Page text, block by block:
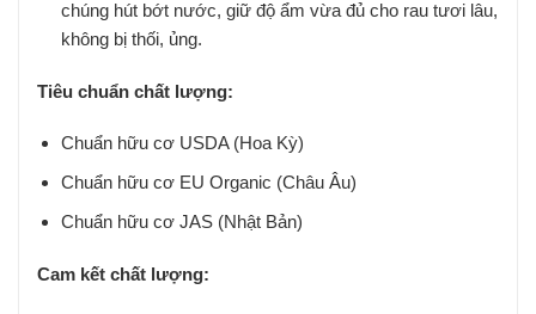
chúng hút bớt nước, giữ độ ẩm vừa đủ cho rau tươi lâu,
không bị thối, ủng.
Tiêu chuẩn chất lượng:
Chuẩn hữu cơ USDA (Hoa Kỳ)
Chuẩn hữu cơ EU Organic (Châu Âu)
Chuẩn hữu cơ JAS (Nhật Bản)
Cam kết chất lượng: